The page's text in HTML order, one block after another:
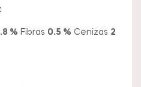
% Fibras 0.5 % Cenizas 2